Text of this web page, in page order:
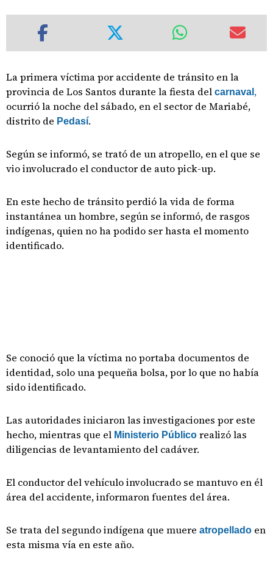
La primera víctima por accidente de tránsito en la
provincia de Los Santos durante la fiesta del carnaval ,
ocurrió la noche del sábado, en el sector de Mariabé,
distrito de Pedasí.
Según se informó, se trató de un atropello, en el que se
vio involucrado el conductor de auto pick-up.
En este hecho de tránsito perdió la vida de forma
instantánea un hombre, según se informó, de rasgos
indígenas, quien no ha podido ser hasta el momento
identificado.
Se conoció que la víctima no portaba documentos de
identidad, solo una pequeña bolsa, por lo que no había
sido identificado.
Las autoridades iniciaron las investigaciones por este
hecho, mientras que el Ministerio Público realizó las
diligencias de levantamiento del cadáver.
El conductor del vehículo involucrado se mantuvo en él
área del accidente, informaron fuentes del área.
Se trata del segundo indígena que muere atropellado en
esta misma vía en este año.